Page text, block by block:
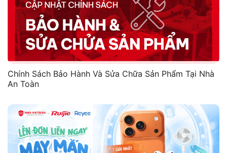
Chính Sách Bảo Hành Và Sửa Chữa Sản Phẩm Tại Nhà
An Toàn